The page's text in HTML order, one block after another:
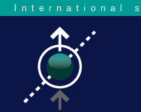
International